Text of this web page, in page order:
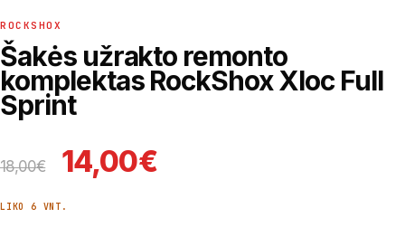
ROCKSHOX
Šakės užrakto remonto
komplektas RockShox Xloc Full
Sprint
18,00€ Original price was:
14,00€Current price is:
LIKO 6 VNT.